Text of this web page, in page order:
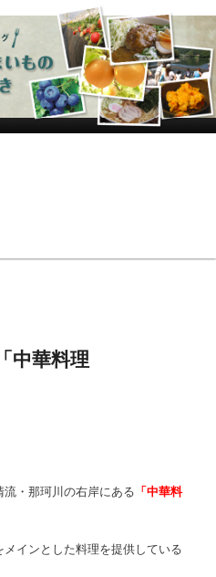
「栃木のうんまい
中華料理
・那珂川の右岸にある 「中華料
インとした料理を提供している